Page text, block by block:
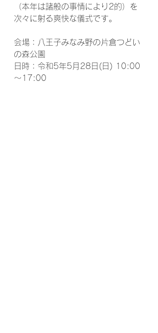
（本年は諸般の事情により2的）を
次々に射る爽快な儀式です。
会場：八王子みなみ野の片倉つどい
の森公園
日時：令和5年5月28日(日) 10:00
～17:00